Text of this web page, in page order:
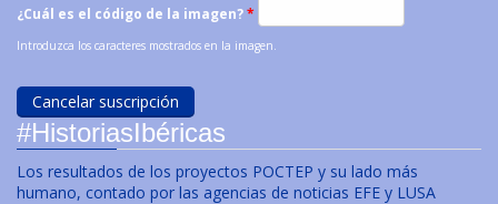
¿Cuál es el código de la imagen?*
Introduzca los caracteres mostrados en la imagen.
#HistoriasIbéricas
Los resultados de los proyectos POCTEP y su lado más
humano, contado por las agencias de noticias EFE y LUSA